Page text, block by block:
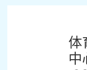
体
中